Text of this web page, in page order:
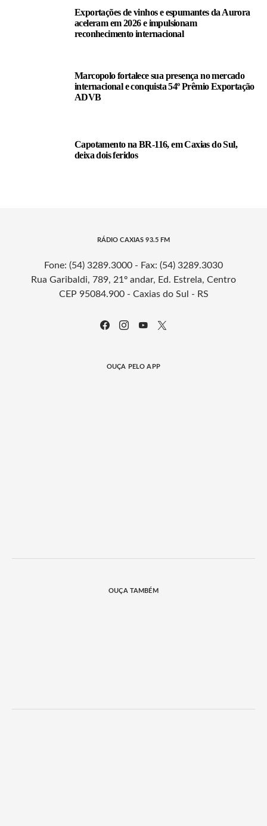
Exportações de vinhos e espumantes da Aurora
aceleram em 2026 e impulsionam
reconhecimento internacional
Marcopolo fortalece sua presença no mercado
internacional e conquista 54º Prêmio Exportação
ADVB
Capotamento na BR-116, em Caxias do Sul,
deixa dois feridos
RÁDIO CAXIAS 93.5 FM
Fone: (54) 3289.3000 - Fax: (54) 3289.3030
Rua Garibaldi, 789, 21º andar, Ed. Estrela, Centro
CEP 95084.900 - Caxias do Sul - RS
OUÇA PELO APP
OUÇA TAMBÉM